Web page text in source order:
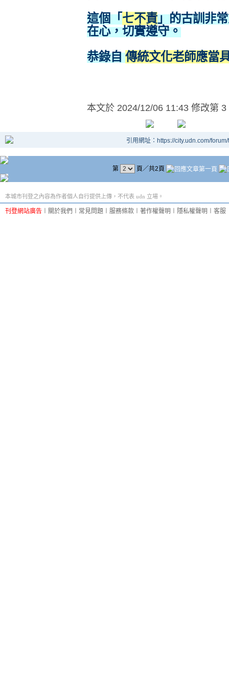
這個「七不責」的古訓非
在心，切實遵守。
恭錄自傳統文化老師應當
本文於 2024/12/06 11:43 修改第 3
引用網址：https://city.udn.com/
第 頁／共2頁
本城市刊登之內容為作者個人自行提供上傳，不代表 udn 立場。
刊登網站廣告 關於我們 常見問題 服務條款 著作權聲明 隱私權聲明 客服